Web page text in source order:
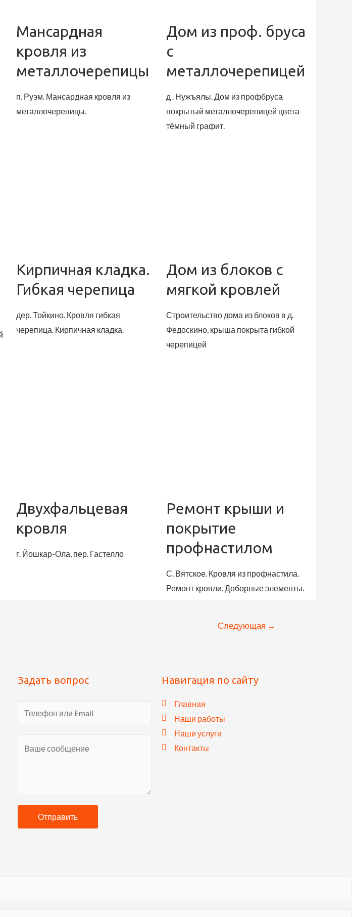
Мансардная
кровля из
металлочерепицы
п. Руэм. Мансардная кровля из
металлочерепицы.
Дом из проф. бруса
с
металлочерепицей
д . Нужъялы. Дом из профбруса
покрытый металлочерепицей цвета
тёмный графит.
Кирпичная кладка.
Гибкая черепица
дер. Тойкино. Кровля гибкая
черепица. Кирпичная кладка.
Дом из блоков с
мягкой кровлей
Строительство дома из блоков в д.
Федоскино, крыша покрыта гибкой
черепицей
Двухфальцевая
кровля
г. Йошкар-Ола, пер. Гастелло
Ремонт крыши и
покрытие
профнастилом
С. Вятское. Кровля из профнастила.
Ремонт кровли. Доборные элементы.
Следующая →
Задать вопрос
Отправить
Навигация по сайту
Главная
Наши работы
Наши услуги
Контакты